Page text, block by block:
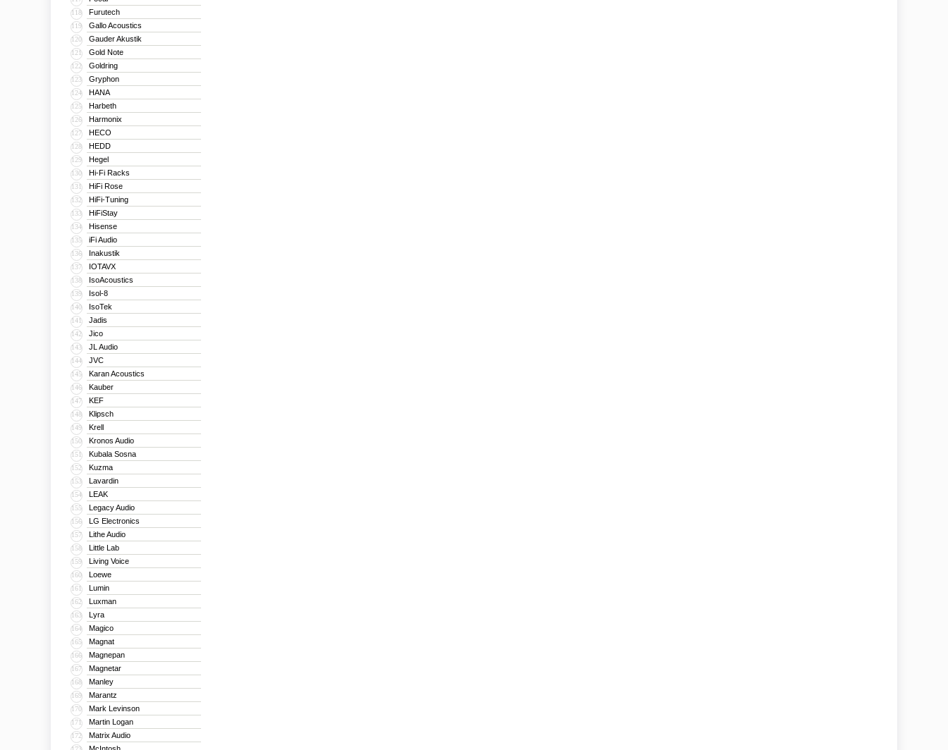
118 Furutech
119 Gallo Acoustics
120 Gauder Akustik
121 Gold Note
122 Goldring
123 Gryphon
124 HANA
125 Harbeth
126 Harmonix
127 HECO
128 HEDD
129 Hegel
130 Hi-Fi Racks
131 HiFi Rose
132 HiFi-Tuning
133 HiFiStay
134 Hisense
135 iFi Audio
136 Inakustik
137 IOTAVX
138 IsoAcoustics
139 Isol-8
140 IsoTek
141 Jadis
142 Jico
143 JL Audio
144 JVC
145 Karan Acoustics
146 Kauber
147 KEF
148 Klipsch
149 Krell
150 Kronos Audio
151 Kubala Sosna
152 Kuzma
153 Lavardin
154 LEAK
155 Legacy Audio
156 LG Electronics
157 Lithe Audio
158 Little Lab
159 Living Voice
160 Loewe
161 Lumin
162 Luxman
163 Lyra
164 Magico
165 Magnat
166 Magnepan
167 Magnetar
168 Manley
169 Marantz
170 Mark Levinson
171 Martin Logan
172 Matrix Audio